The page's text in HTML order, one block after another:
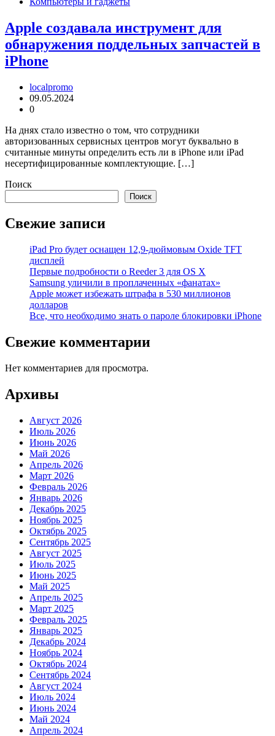
Apple создавала инструмент для
обнаружения поддельных запчастей в
iPhone
localpromo
09.05.2024
0
На днях стало известно о том, что сотрудники
авторизованных сервисных центров могут буквально в
считанные минуты определить есть ли в iPhone или iPad
несертифицированные комплектующие. […]
Поиск
Поиск
Свежие записи
iPad Pro будет оснащен 12,9-дюймовым Oxide TFT
дисплей
Первые подробности о Reeder 3 для OS X
Samsung уличили в проплаченных «фанатах»
Apple может избежать штрафа в 530 миллионов
долларов
Все, что необходимо знать о пароле блокировки iPhone
Свежие комментарии
Нет комментариев для просмотра.
Архивы
Август 2026
Июль 2026
Июнь 2026
Май 2026
Апрель 2026
Март 2026
Февраль 2026
Январь 2026
Декабрь 2025
Ноябрь 2025
Октябрь 2025
Сентябрь 2025
Август 2025
Июль 2025
Июнь 2025
Май 2025
Апрель 2025
Март 2025
Февраль 2025
Январь 2025
Декабрь 2024
Ноябрь 2024
Октябрь 2024
Сентябрь 2024
Август 2024
Июль 2024
Июнь 2024
Май 2024
Апрель 2024